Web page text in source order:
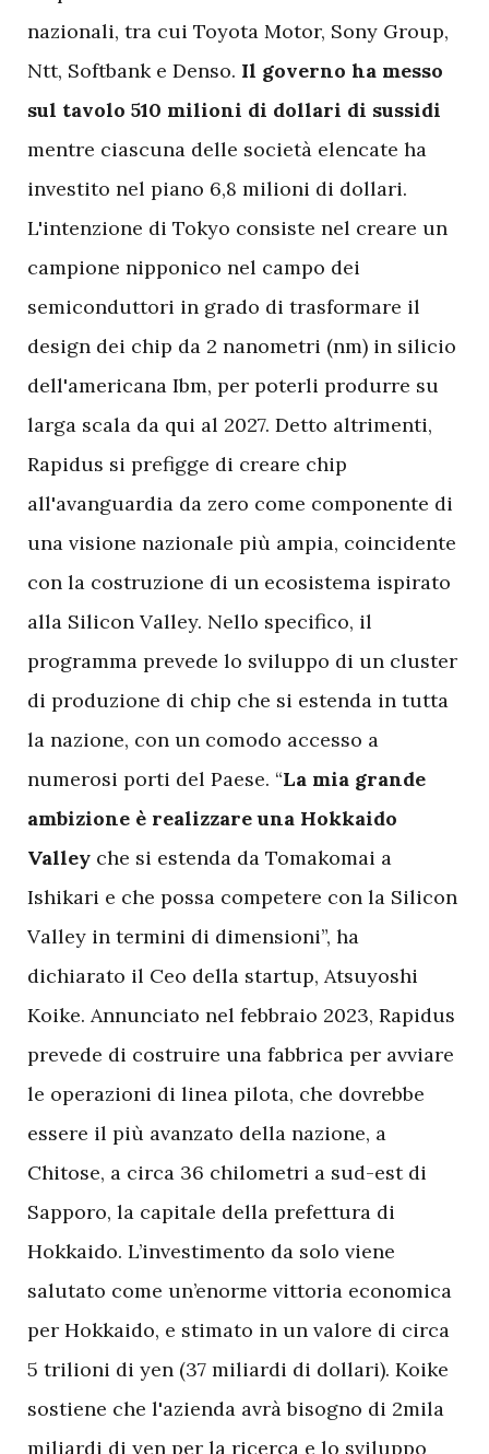
nazionali, tra cui Toyota Motor, Sony Group,
Ntt, Softbank e Denso. Il governo ha messo
sul tavolo 510 milioni di dollari di sussidi
mentre ciascuna delle società elencate ha
investito nel piano 6,8 milioni di dollari.
L'intenzione di Tokyo consiste nel creare un
campione nipponico nel campo dei
semiconduttori in grado di trasformare il
design dei chip da 2 nanometri (nm) in silicio
dell'americana Ibm, per poterli produrre su
larga scala da qui al 2027. Detto altrimenti,
Rapidus si prefigge di creare chip
all'avanguardia da zero come componente di
una visione nazionale più ampia, coincidente
con la costruzione di un ecosistema ispirato
alla Silicon Valley. Nello specifico, il
programma prevede lo sviluppo di un cluster
di produzione di chip che si estenda in tutta
la nazione, con un comodo accesso a
numerosi porti del Paese. “La mia grande
ambizione è realizzare una Hokkaido
Valley che si estenda da Tomakomai a
Ishikari e che possa competere con la Silicon
Valley in termini di dimensioni”, ha
dichiarato il Ceo della startup, Atsuyoshi
Koike. Annunciato nel febbraio 2023, Rapidus
prevede di costruire una fabbrica per avviare
le operazioni di linea pilota, che dovrebbe
essere il più avanzato della nazione, a
Chitose, a circa 36 chilometri a sud-est di
Sapporo, la capitale della prefettura di
Hokkaido. L’investimento da solo viene
salutato come un’enorme vittoria economica
per Hokkaido, e stimato in un valore di circa
5 trilioni di yen (37 miliardi di dollari). Koike
sostiene che l'azienda avrà bisogno di 2mila
miliardi di yen per la ricerca e lo sviluppo